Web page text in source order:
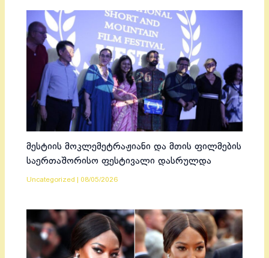
მესტიის მოკლემეტრაჟიანი და მთის ფილმების
საერთაშორისო ფესტივალი დასრულდა
Uncategorized 08/05/2026